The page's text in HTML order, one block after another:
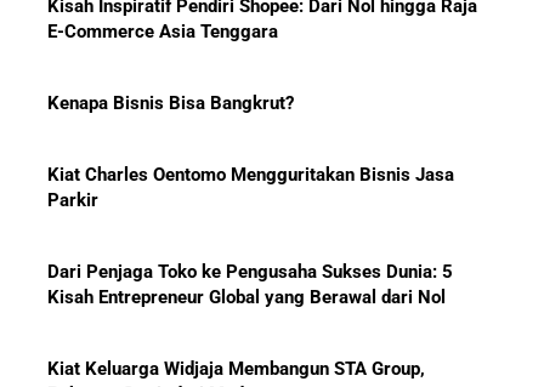
Bonus yang Diterima Para
Menanti Solar B50: Mampukah
Menjadi Revolusi Baru Energi
Kenapa Bisnis Bisa Bangkrut?
Parkir
Dari Penjaga Toko ke Pengusaha Sukses Dunia: 5
Kisah Entrepreneur Global yang Berawal dari Nol
Kiat Keluarga Widjaja Membangun STA Group,
Raksasa Sawit dari Medan
5 Karakter yang Membuat Bisnis Tidak Pernah Maju,